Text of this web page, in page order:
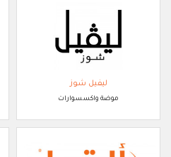
ليفيل شوز
موضة واكسسوارات